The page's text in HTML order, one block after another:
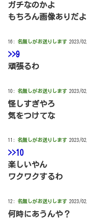
ガチなのかよ
もちろん画像ありだ
16: 名無しがお送りします 2023/
>>9
頑張るわ
10: 名無しがお送りします 2023/
怪しすぎやろ
気をつけてな
11: 名無しがお送りします 2023/
>>10
楽しいやん
ワクワクするわ
12: 名無しがお送りします 2023/
何時にあうんや？